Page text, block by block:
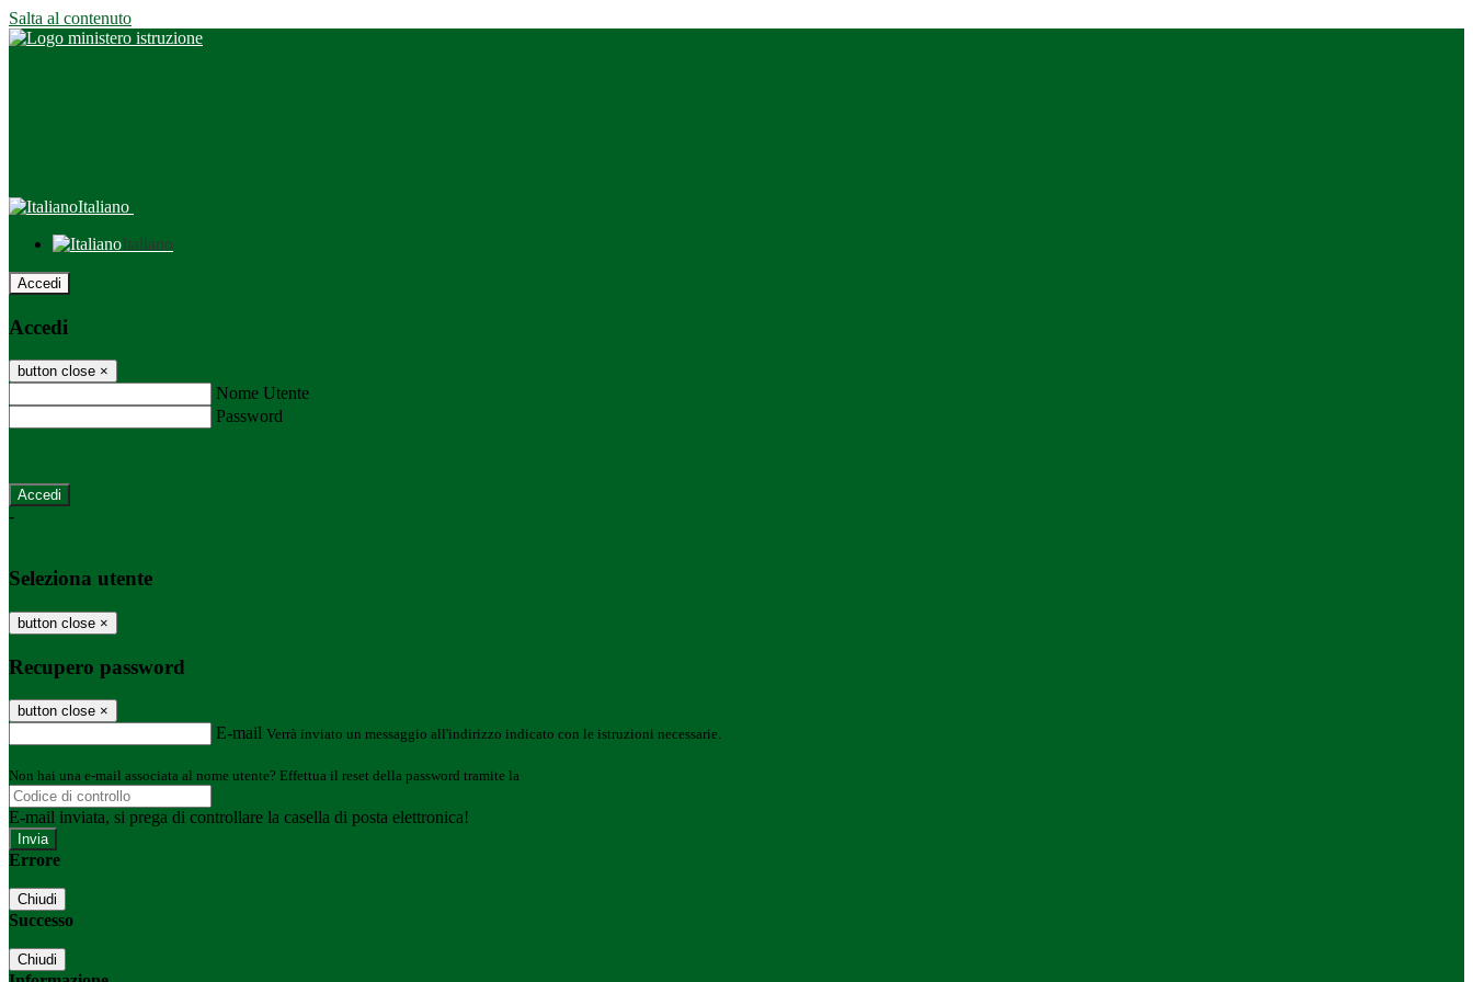
Salta al contenuto
Italiano
Italiano
Accedi
Accedi
button close ×
Nome Utente
Password
-
Seleziona utente
button close ×
Recupero password
button close ×
E-mail Verrà inviato un messaggio all'indirizzo indicato con le istruzioni necessarie.
Non hai una e-mail associata al nome utente? Effettua il reset della password tramite la
E-mail inviata, si prega di controllare la casella di posta elettronica!
Errore
Chiudi
Successo
Chiudi